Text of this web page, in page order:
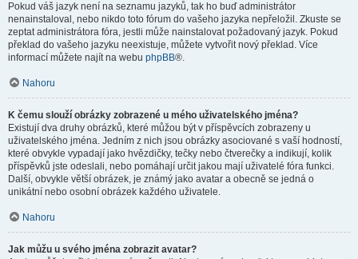
Pokud váš jazyk není na seznamu jazyků, tak ho buď administrátor
nenainstaloval, nebo nikdo toto fórum do vašeho jazyka nepřeložil. Zkuste se
zeptat administrátora fóra, jestli může nainstalovat požadovaný jazyk. Pokud
překlad do vašeho jazyku neexistuje, můžete vytvořit nový překlad. Více
informací můžete najít na webu phpBB®.
Nahoru
K čemu slouží obrázky zobrazené u mého uživatelského jména?
Existují dva druhy obrázků, které můžou být v příspěvcích zobrazeny u
uživatelského jména. Jedním z nich jsou obrázky asociované s vaší hodností,
které obvykle vypadají jako hvězdičky, tečky nebo čtverečky a indikují, kolik
příspěvků jste odeslali, nebo pomáhají určit jakou mají uživatelé fóra funkci.
Další, obvykle větší obrázek, je známý jako avatar a obecně se jedná o
unikátní nebo osobní obrázek každého uživatele.
Nahoru
Jak můžu u svého jména zobrazit avatar?